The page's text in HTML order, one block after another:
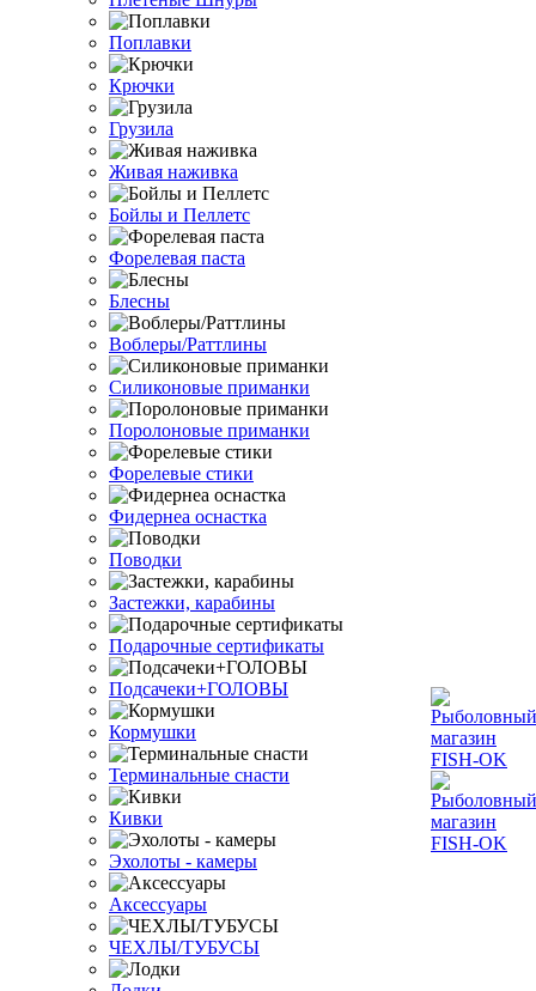
Поплавки
Крючки
Грузила
Живая наживка
Бойлы и Пеллетс
Форелевая паста
Блесны
Воблеры/Раттлины
Силиконовые приманки
Поролоновые приманки
Форелевые стики
Фидернеа оснастка
Поводки
Застежки, карабины
Подарочные сертификаты
Подсачеки+ГОЛОВЫ
Кормушки
Терминальные снасти
Кивки
Эхолоты - камеры
Аксессуары
ЧЕХЛЫ/ТУБУСЫ